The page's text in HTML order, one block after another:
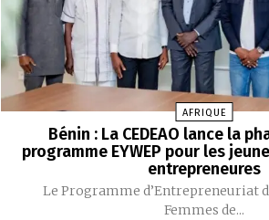
AFRIQUE
Bénin : La CEDEAO lance la
programme EYWEP pour les
entrepreneures
‎Le Programme d’Entrepreneuriat
Femmes de...